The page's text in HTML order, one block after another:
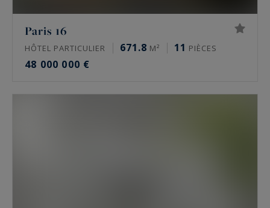
Paris 16
HÔTEL PARTICULIER 671.8 M² 11 PIÈCES
48 000 000 €